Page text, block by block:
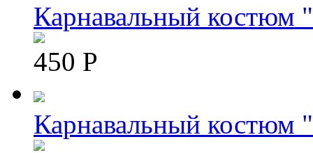
Карнавальный костюм
450 Р
Карнавальный костюм